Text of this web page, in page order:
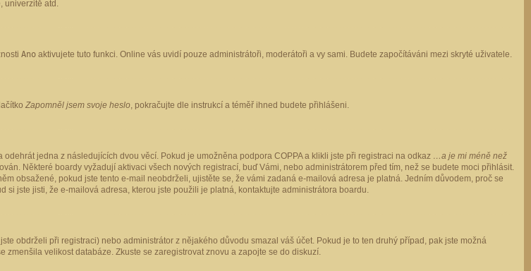
univerzitě atd.
Ano aktivujete tuto funkci. Online vás uvidí pouze administrátoři, moderátoři a vy sami. Budete započítáváni mezi skryté uživatele.
Zapomněl jsem svoje heslo, pokračujte dle instrukcí a téměř ihned budete přihlášeni.
jedna z následujících dvou věcí. Pokud je umožněna podpora COPPA a klikli jste při registraci na odkaz …a je mi méně než
Některé boardy vyžadují aktivaci všech nových registrací, buď Vámi, nebo administrátorem před tím, než se budete moci přihlásit.
obsažené, pokud jste tento e-mail neobdrželi, ujistěte se, že vámi zadaná e-mailová adresa je platná. Jedním důvodem, proč se
si jste jisti, že e-mailová adresa, kterou jste použili je platná, kontaktujte administrátora boardu.
obdrželi při registraci) nebo administrátor z nějakého důvodu smazal váš účet. Pokud je to ten druhý případ, pak jste možná
velikost databáze. Zkuste se zaregistrovat znovu a zapojte se do diskuzí.